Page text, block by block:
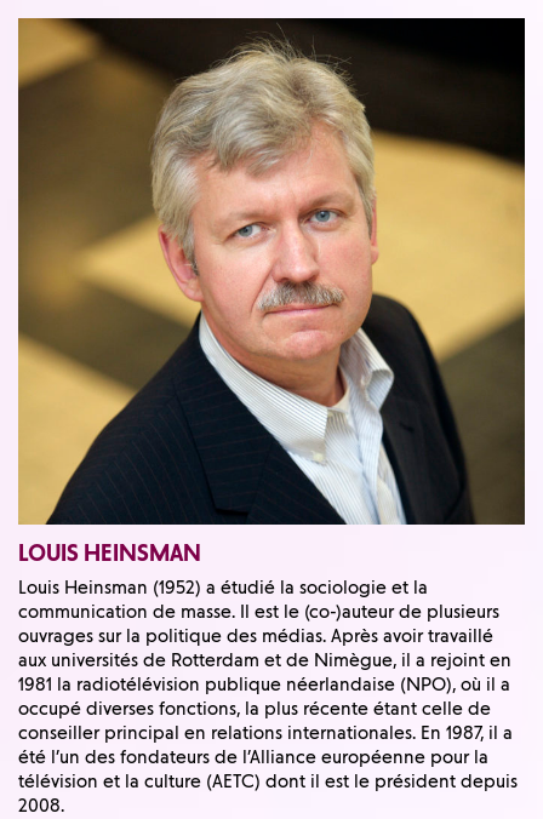
LOUIS HEINSMAN
Louis Heinsman (1952) a étudié la sociologie et la
communication de masse. Il est le (co-)auteur de plusieurs
ouvrages sur la politique des médias. Après avoir travaillé
aux universités de Rotterdam et de Nimègue, il a rejoint en
1981 la radiotélévision publique néerlandaise (NPO), où il a
occupé diverses fonctions, la plus récente étant celle de
conseiller principal en relations internationales. En 1987, il a
été l’un des fondateurs de l’Alliance européenne pour la
télévision et la culture (AETC) dont il est le président depuis
2008.